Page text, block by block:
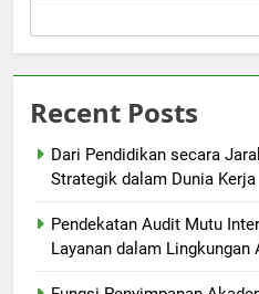
Recent Posts
Dari Pendidikan secara
Strategik dalam Dunia Kerja
Pendekatan Audit Mutu
Layanan dalam Lingkungan